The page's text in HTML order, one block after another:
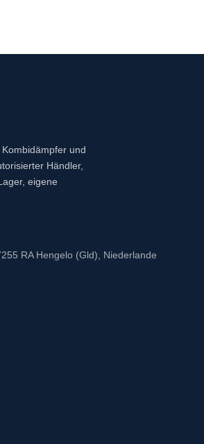
und
Händler,
eigene
RA Hengelo (Gld), Niederlande